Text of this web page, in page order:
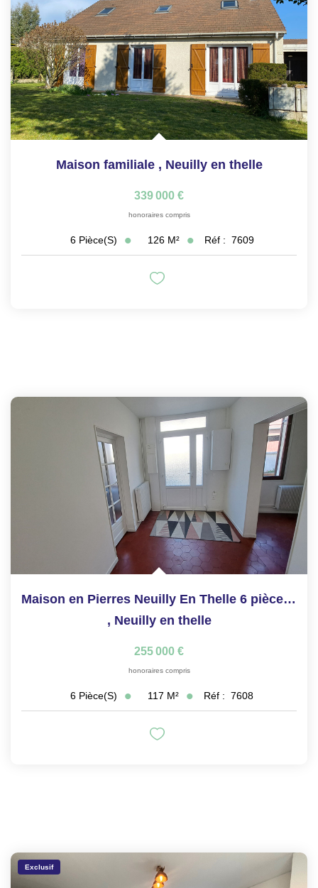
Maison familiale , Neuilly en thelle
339 000 €
honoraires compris
6 Pièce(s) 126 M² Réf : 7609
Maison en Pierres Neuilly En Thelle 6 pièce(s)
, Neuilly en thelle
255 000 €
honoraires compris
6 Pièce(s) 117 M² Réf : 7608
Exclusif